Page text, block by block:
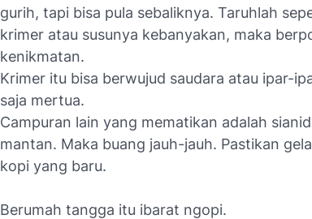
gurih, tapi bisa pula sebaliknya. Taruhlah
krimer atau susunya kebanyakan, maka
kenikmatan.
Krimer itu bisa berwujud saudara atau ipar-
saja mertua.
Campuran lain yang mematikan adalah
mantan. Maka buang jauh-jauh. Pastikan
kopi yang baru.
Berumah tangga itu ibarat ngopi.